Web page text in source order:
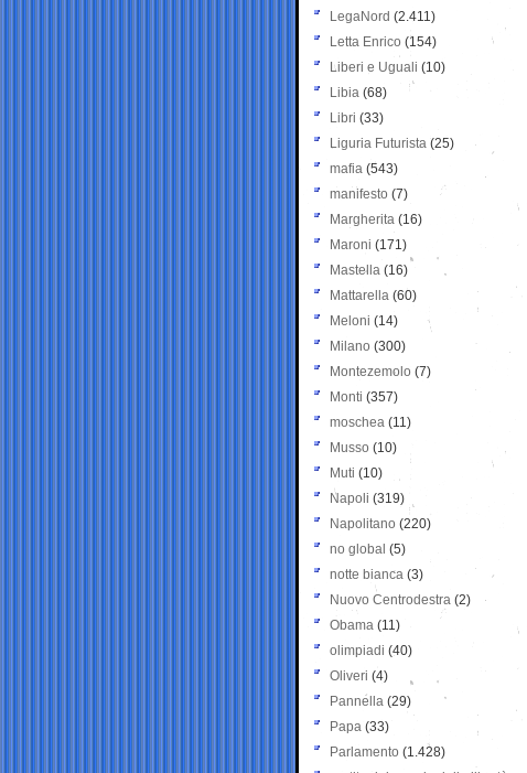
LegaNord (2.411)
Letta Enrico (154)
Liberi e Uguali (10)
Libia (68)
Libri (33)
Liguria Futurista (25)
mafia (543)
manifesto (7)
Margherita (16)
Maroni (171)
Mastella (16)
Mattarella (60)
Meloni (14)
Milano (300)
Montezemolo (7)
Monti (357)
moschea (11)
Musso (10)
Muti (10)
Napoli (319)
Napolitano (220)
no global (5)
notte bianca (3)
Nuovo Centrodestra (2)
Obama (11)
olimpiadi (40)
Oliveri (4)
Pannella (29)
Papa (33)
Parlamento (1.428)